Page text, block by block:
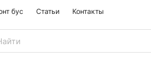
бус Статьи Контакты